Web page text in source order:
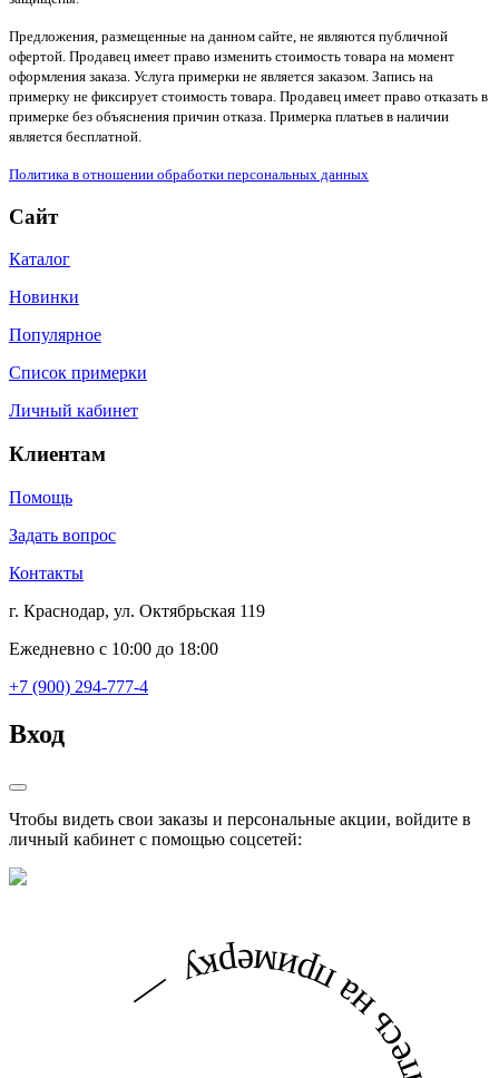
Предложения, размещенные на данном сайте, не являются публичной
офертой. Продавец имеет право изменить стоимость товара на момент
оформления заказа. Услуга примерки не является заказом. Запись на
примерку не фиксирует стоимость товара. Продавец имеет право отказать в
примерке без объяснения причин отказа. Примерка платьев в наличии
является бесплатной.
Политика в отношении обработки персональных данных
Сайт
Каталог
Новинки
Популярное
Список примерки
Личный кабинет
Клиентам
Помощь
Задать вопрос
Контакты
г. Краснодар, ул. Октябрьская 119
Ежедневно с 10:00 до 18:00
+7 (900) 294-777-4
Вход
Чтобы видеть свои заказы и персональные акции, войдите в
личный кабинет с помощью соцсетей: